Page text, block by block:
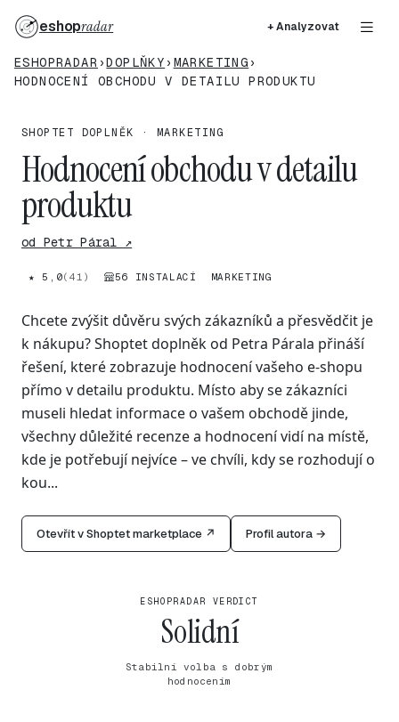
eshopradar + Analyzovat
ESHOPRADAR ›DOPLŇKY › MARKETING ›
HODNOCENÍ OBCHODU V DETAILU PRODUKTU
SHOPTET DOPLNĚK · MARKETING
Hodnocení obchodu v detailu
produktu
od Petr Páral ↗
★ 5,0(41) 56 INSTALACÍ MARKETING
Chcete zvýšit důvěru svých zákazníků a přesvědčit je
k nákupu? Shoptet doplněk od Petra Párala přináší
řešení, které zobrazuje hodnocení vašeho e-shopu
přímo v detailu produktu. Místo aby se zákazníci
museli hledat informace o vašem obchodě jinde,
všechny důležité recenze a hodnocení vidí na místě,
kde je potřebují nejvíce – ve chvíli, kdy se rozhodují o
kou...
Otevřít v Shoptet marketplace ↗ Profil autora →
ESHOPRADAR VERDICT
Solidní
Stabilní volba s dobrým
hodnocením